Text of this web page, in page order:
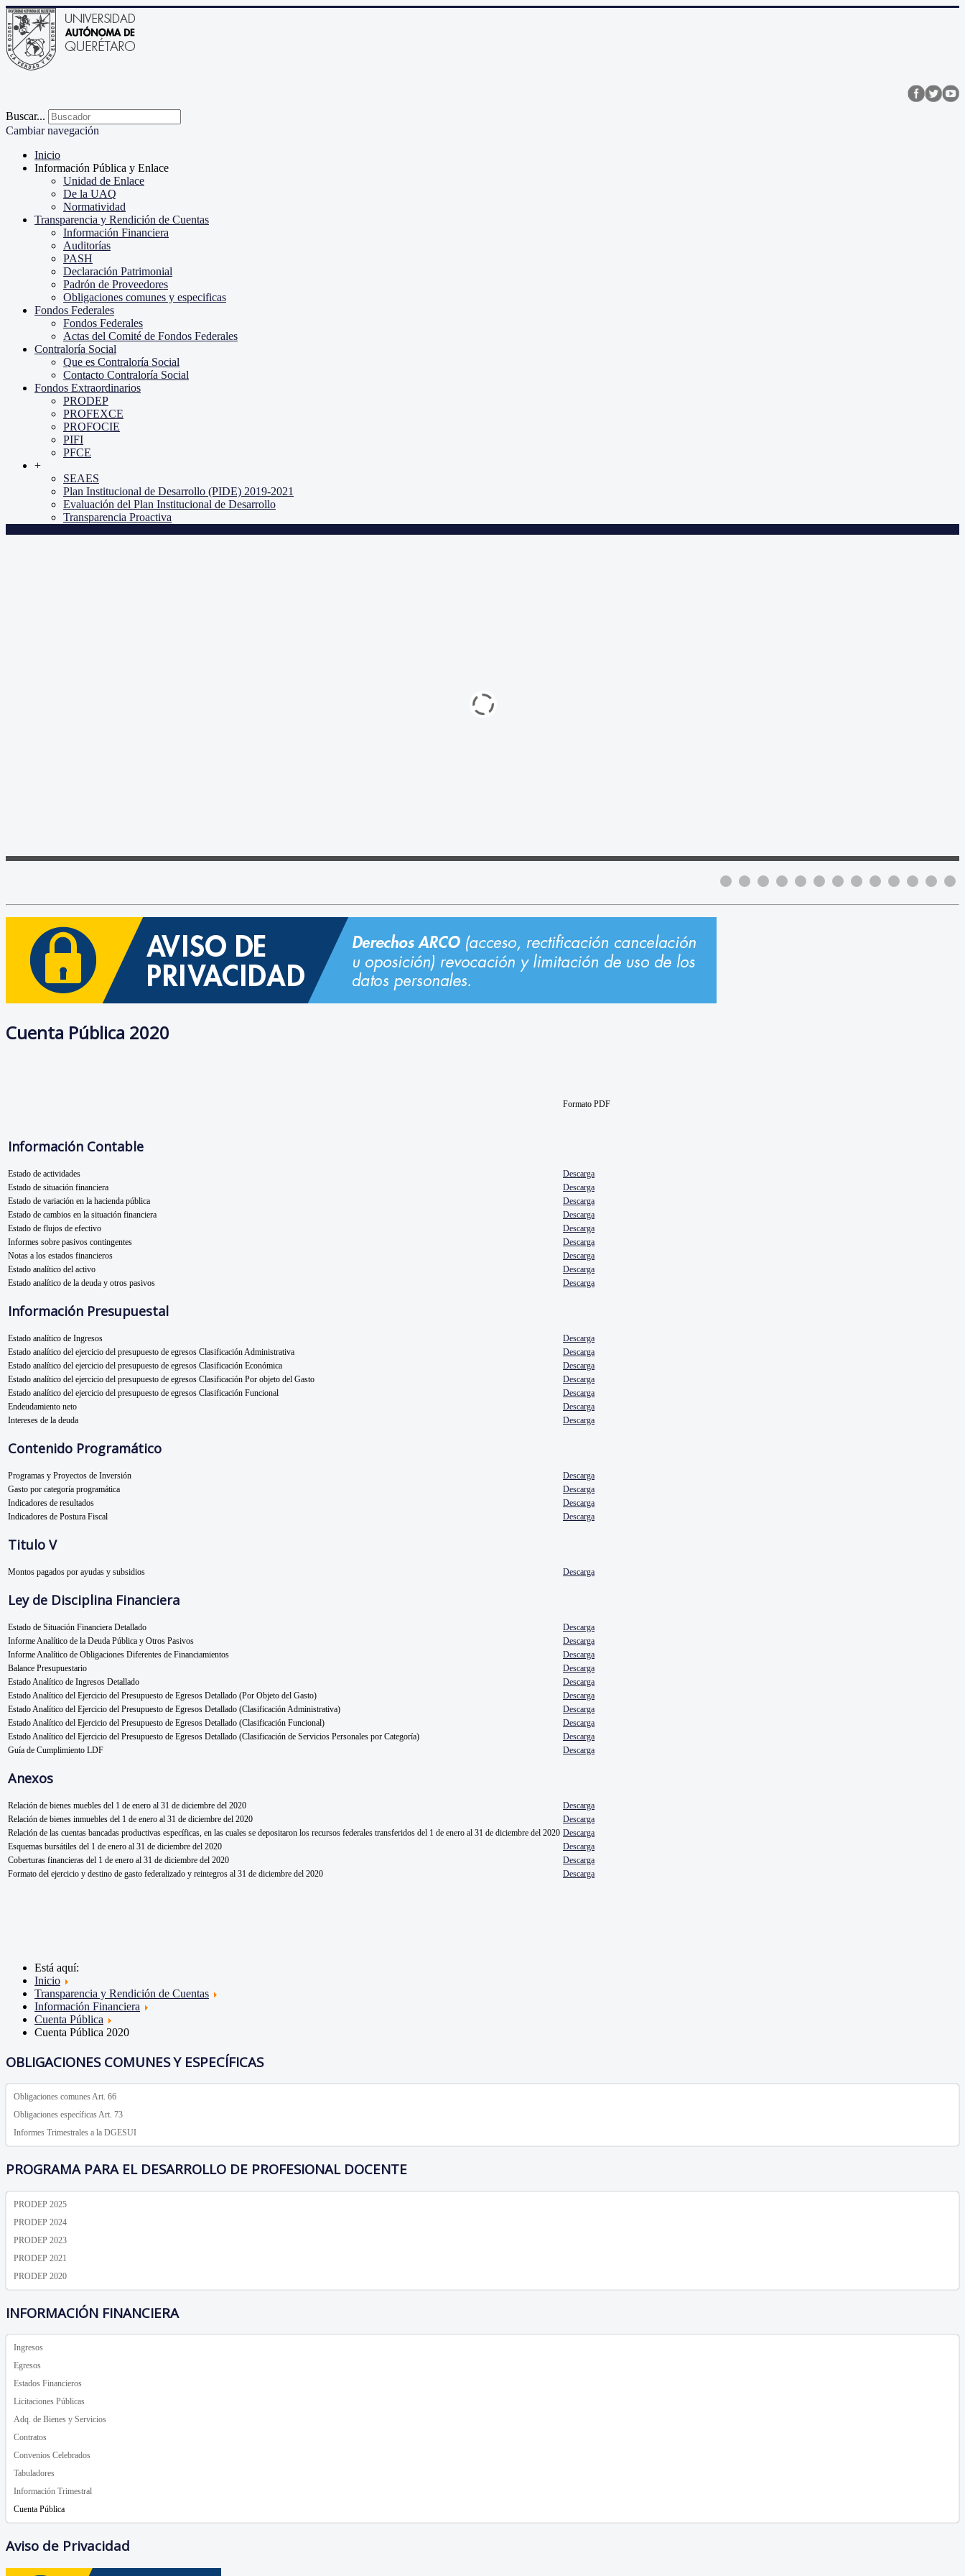
Buscar...
Cambiar navegación
Inicio
Información Pública y Enlace
Unidad de Enlace
De la UAQ
Normatividad
Transparencia y Rendición de Cuentas
Información Financiera
Auditorías
PASH
Declaración Patrimonial
Padrón de Proveedores
Obligaciones comunes y especificas
Fondos Federales
Fondos Federales
Actas del Comité de Fondos Federales
Contraloría Social
Que es Contraloría Social
Contacto Contraloría Social
Fondos Extraordinarios
PRODEP
PROFEXCE
PROFOCIE
PIFI
PFCE
+
SEAES
Plan Institucional de Desarrollo (PIDE) 2019-2021
Evaluación del Plan Institucional de Desarrollo
Transparencia Proactiva
Cuenta Pública 2020
Formato PDF
Información Contable
Estado de actividades
Descarga
Estado de situación financiera
Descarga
Estado de variación en la hacienda pública
Descarga
Estado de cambios en la situación financiera
Descarga
Estado de flujos de efectivo
Descarga
Informes sobre pasivos contingentes
Descarga
Notas a los estados financieros
Descarga
Estado analítico del activo
Descarga
Estado analítico de la deuda y otros pasivos
Descarga
Información Presupuestal
Estado analítico de Ingresos
Descarga
Estado analítico del ejercicio del presupuesto de egresos Clasificación Administrativa
Descarga
Estado analítico del ejercicio del presupuesto de egresos Clasificación Económica
Descarga
Estado analítico del ejercicio del presupuesto de egresos Clasificación Por objeto del Gasto
Descarga
Estado analítico del ejercicio del presupuesto de egresos Clasificación Funcional
Descarga
Endeudamiento neto
Descarga
Intereses de la deuda
Descarga
Contenido Programático
Programas y Proyectos de Inversión
Descarga
Gasto por categoría programática
Descarga
Indicadores de resultados
Descarga
Indicadores de Postura Fiscal
Descarga
Titulo V
Montos pagados por ayudas y subsidios Descarga
Ley de Disciplina Financiera
Estado de Situación Financiera Detallado
Descarga
Informe Analítico de la Deuda Pública y Otros Pasivos
Descarga
Informe Analítico de Obligaciones Diferentes de Financiamientos
Descarga
Balance Presupuestario
Descarga
Estado Analítico de Ingresos Detallado
Descarga
Estado Analítico del Ejercicio del Presupuesto de Egresos Detallado (Por Objeto del Gasto)
Descarga
Estado Analítico del Ejercicio del Presupuesto de Egresos Detallado (Clasificación Administrativa)
Descarga
Estado Analítico del Ejercicio del Presupuesto de Egresos Detallado (Clasificación Funcional)
Descarga
Estado Analítico del Ejercicio del Presupuesto de Egresos Detallado (Clasificación de Servicios Personales por Categoría)
Descarga
Guía de Cumplimiento LDF
Descarga
Anexos
Relación de bienes muebles del 1 de enero al 31 de diciembre del 2020
Descarga
Relación de bienes inmuebles del 1 de enero al 31 de diciembre del 2020
Descarga
Relación de las cuentas bancadas productivas específicas, en las cuales se depositaron los recursos federales transferidos del 1 de enero al 31 de diciembre del 2020 Descarga
Esquemas bursátiles del 1 de enero al 31 de diciembre del 2020
Descarga
Coberturas financieras del 1 de enero al 31 de diciembre del 2020
Descarga
Formato del ejercicio y destino de gasto federalizado y reintegros al 31 de diciembre del 2020
Descarga
Está aquí:
Inicio
Transparencia y Rendición de Cuentas
Información Financiera
Cuenta Pública
Cuenta Pública 2020
OBLIGACIONES COMUNES Y ESPECÍFICAS
Obligaciones comunes Art. 66
Obligaciones específicas Art. 73
Informes Trimestrales a la DGESUI
PROGRAMA PARA EL DESARROLLO DE PROFESIONAL DOCENTE
PRODEP 2025
PRODEP 2024
PRODEP 2023
PRODEP 2021
PRODEP 2020
INFORMACIÓN FINANCIERA
Ingresos
Egresos
Estados Financieros
Licitaciones Públicas
Adq. de Bienes y Servicios
Contratos
Convenios Celebrados
Tabuladores
Información Trimestral
Cuenta Pública
Aviso de Privacidad